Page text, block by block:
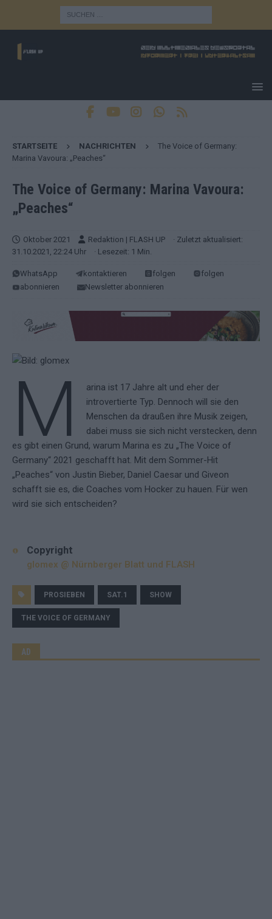
STARTSEITE NACHRICHTEN
The Voice of Germany:
Marina Vavoura: „Peaches“
The Voice of Germany: Marina Vavoura:
„Peaches“
Oktober 2021 Redaktion | FLASH UP
· Zuletzt aktualisiert:
31.10.2021, 22:24 Uhr
· Lesezeit: 1 Min.
WhatsApp kontaktieren folgen
folgen
abonnieren
Newsletter abonnieren
M
arina ist 17 Jahre alt und eher der
introvertierte Typ. Dennoch will sie den
Menschen da draußen ihre Musik zeigen,
dabei muss sie sich nicht verstecken, denn
es gibt einen Grund, warum Marina es zu „The Voice of
Germany“ 2021 geschafft hat. Mit dem Sommer-Hit
„Peaches“ von Justin Bieber, Daniel Caesar und Giveon
schafft sie es, die Coaches vom Hocker zu hauen. Für wen
wird sie sich entscheiden?
Copyright
glomex @ Nürnberger Blatt und FLASH
PROSIEBEN SAT.1 SHOW
THE VOICE OF GERMANY
AD